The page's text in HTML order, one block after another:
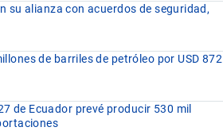
su alianza con acuerdos de seguridad,
de barriles de petróleo por USD 872
de Ecuador prevé producir 530 mil